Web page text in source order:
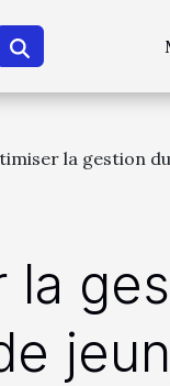
la gestion
la